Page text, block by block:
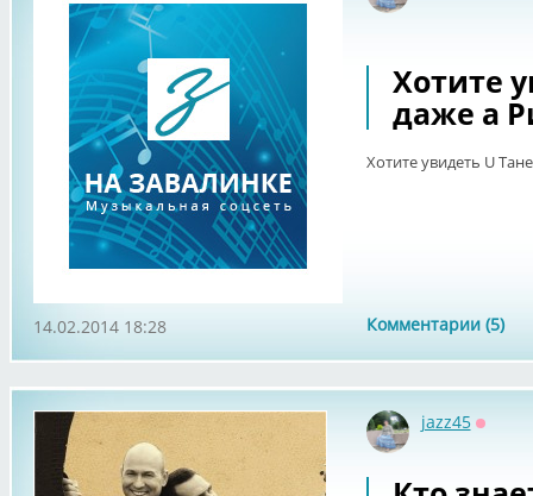
Хотите
даже а
Хотите увидеть U
Комментарии (5)
14.02.2014 18:28
jazz45